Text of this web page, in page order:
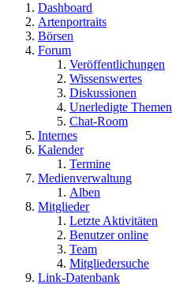
Dashboard
Artenportraits
Börsen
Forum
Veröffentlichungen
Wissenswertes
Diskussionen
Unerledigte Themen
Chat-Room
Internes
Kalender
Termine
Medienverwaltung
Alben
Mitglieder
Letzte Aktivitäten
Benutzer online
Team
Mitgliedersuche
Link-Datenbank